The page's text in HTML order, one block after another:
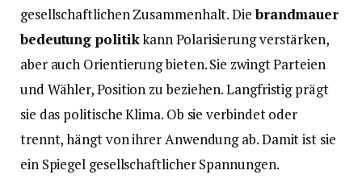
gesellschaftlichen Zusammenhalt. Diebrandmauer
bedeutung politikkann Polarisierung verstärken,
aber auch Orientierung bieten. Sie zwingt Parteien
und Wähler, Position zu beziehen. Langfristig prägt
sie das politische Klima. Ob sie verbindet oder
trennt, hängt von ihrer Anwendung ab. Damit ist sie
ein Spiegel gesellschaftlicher Spannungen.